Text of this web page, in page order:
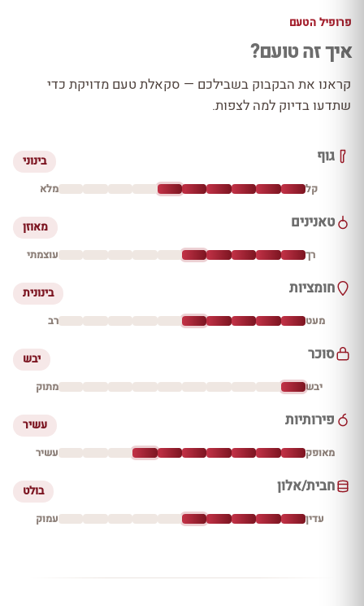
פרופיל הטעם
איך זה טועם?
קראנו את הבקבוק בשבילכם — סקאלת טעם מדויקת כדי
שתדעו בדיוק למה לצפות.
גוף בינוני
קל מלא
טאנינים מאוזן
רך עוצמתי
חומציות בינונית
מעט רב
סוכר יבש
יבש מתוק
פירותיות עשיר
מאופק עשיר
חבית/אלון בולט
עדין עמוק